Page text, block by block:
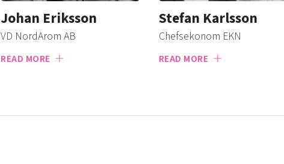
Johan Eriksson
VD NordArom AB
READ MORE
Stefan Karlsson
Chefsekonom EKN
READ MORE